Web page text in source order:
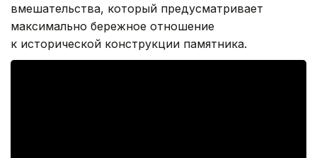
вмешательства, который предусматривает
максимально бережное отношение
к исторической конструкции памятника.